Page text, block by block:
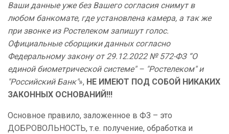
Ваши данные уже без Вашего согласия снимут в
любом банкомате, где установлена камера, а так же
при звонке из Ростелеком запишут голос.
Официальные сборщики данных согласно
Федеральному закону от 29.12.2022 № 572-ФЗ “О
единой биометрической системе" – "Ростелеком" и
"Российский Банк"», НЕ ИМЕЮТ ПОД СОБОЙ НИКАКИХ
ЗАКОННЫХ ОСНОВАНИЙ!!!
Основное правило, заложенное в ФЗ – это
ДОБРОВОЛЬНОСТЬ, т.е. получение, обработка и